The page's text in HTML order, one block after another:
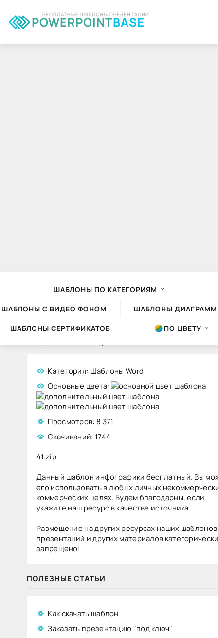
POWERPOINTBASE
БЕСПЛАТНЫЕ ШАБЛОНЫ ПРЕЗЕНТАЦИЙ
ШАБЛОНЫ ПО КАТЕГОРИЯМ
ШАБЛОНЫ С ВИДЕО ФОНОМ ШАБЛОНЫ ДИАГРАММ
ШАБЛОНЫ СЕРТИФИКАТОВ ПО ЦВЕТУ
Шаблон
Word
№41
скачать
бесплатно
Шаблоны
СТРЕЛКА
Категория: Шаблоны Word
Основные цвета:
Просмотров: 8 371
Скачиваний: 1744
41.zip
Данный шаблон инфографики бесплатный. Вы
его использовать в любых личных
коммерческих целях. Будем благодарны, если
укажите наш ресурс в качестве источника.
Размещение на других ресурсах наших шаблонов
презентаций и других материалов
запрещено!
ПОЛЕЗНЫЕ СТАТЬИ
Как скачать шаблон
Заказать презентацию "под ключ"